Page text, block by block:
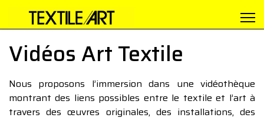
Vidéos Art Textile
Nous proposons l’immersion dans une vidéothèque
montrant des liens possibles entre le textile et l’art à
travers des œuvres originales, des installations, des